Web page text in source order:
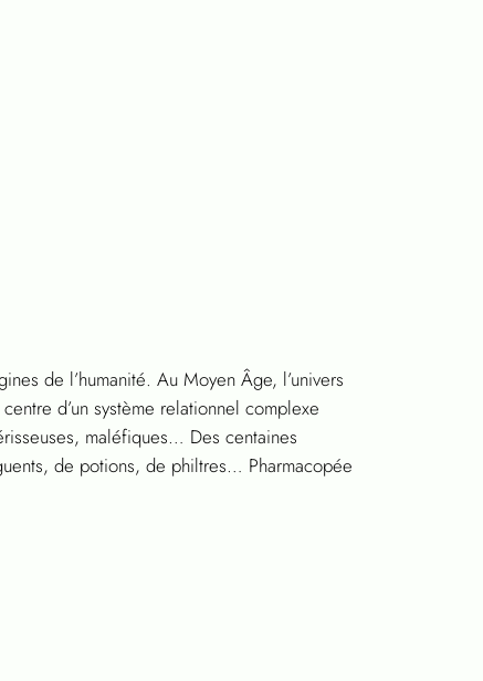
de l’humanité. Au Moyen Âge, l’univers
d’un système relationnel complexe
maléfiques… Des centaines
de potions, de philtres… Pharmacopée